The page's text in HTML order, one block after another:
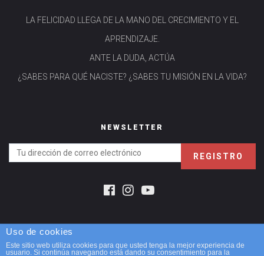
LA FELICIDAD LLEGA DE LA MANO DEL CRECIMIENTO Y EL
APRENDIZAJE.
ANTE LA DUDA, ACTÚA
¿SABES PARA QUÉ NACISTE? ¿SABES TU MISIÓN EN LA VIDA?
NEWSLETTER
© 2026 Montse López Ballester. Diseñado por Página realizada por
Uso de cookies
Este sitio web utiliza cookies para que usted tenga la mejor experiencia de
usuario. Si continúa navegando está dando su consentimiento para la